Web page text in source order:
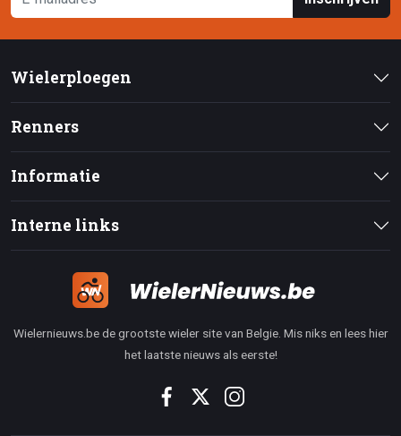
Wielerploegen
Renners
Informatie
Interne links
Wielernieuws.be de grootste wieler site van Belgie. Mis niks en lees hier
het laatste nieuws als eerste!